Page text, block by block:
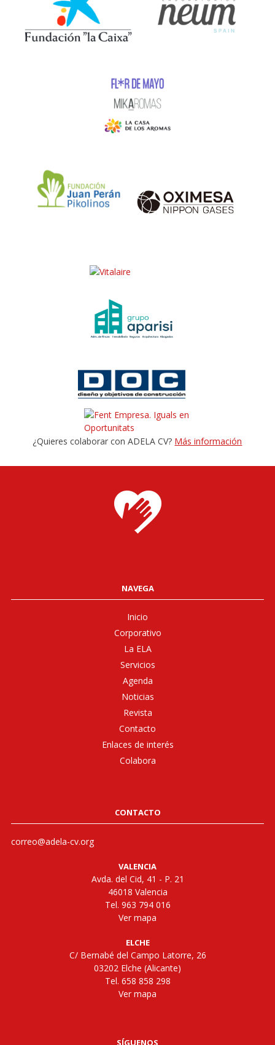
¿Quieres colaborar con ADELA CV? Más información
NAVEGA
Inicio
Corporativo
La ELA
Servicios
Agenda
Noticias
Revista
Contacto
Enlaces de interés
Colabora
CONTACTO
correo@adela-cv.org
VALENCIA
Avda. del Cid, 41 - P. 21
46018 Valencia
Tel. 963 794 016
Ver mapa
ELCHE
C/ Bernabé del Campo Latorre, 26
03202 Elche (Alicante)
Tel. 658 858 298
Ver mapa
SÍGUENOS